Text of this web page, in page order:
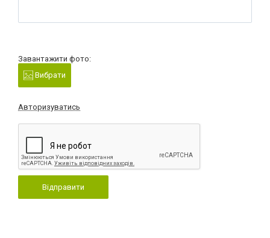
Завантажити фото:
Вибрати
Авторизуватись
Відправити